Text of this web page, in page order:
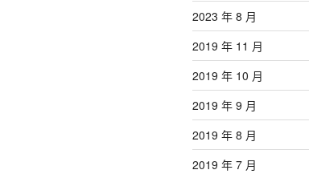
2023 年 8 月
2019 年 11 月
2019 年 10 月
2019 年 9 月
2019 年 8 月
2019 年 7 月